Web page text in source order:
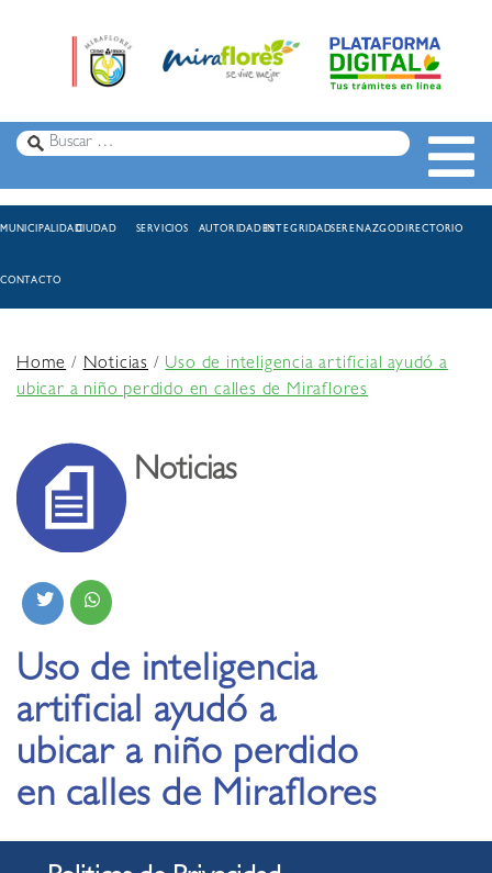
MUNICIPALIDADCIUDAD SERVICIOS AUTORIDADESINTEGRIDADSERENAZGODIRECTORIO
CONTACTO
Home/Noticias /Uso de inteligencia artificial ayudó a
ubicar a niño perdido en calles de Miraflores
Noticias
Uso de inteligencia
artificial ayudó a
ubicar a niño perdido
en calles de Miraflores
10.02.2025